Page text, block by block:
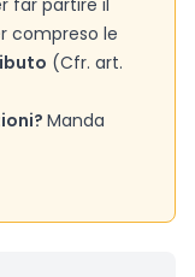
far partire il
compreso le
(Cfr. art.
Manda